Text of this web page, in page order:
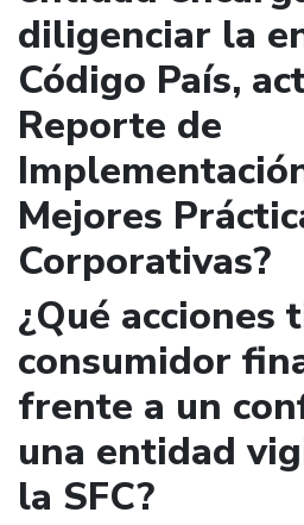
diligenciar la
Código País,
Reporte de
Mejores
Corporativas?
¿Qué acciones
consumidor
frente a un
una entidad
la SFC?